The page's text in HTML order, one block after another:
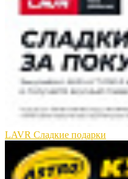
LAVR Сладкие подарки